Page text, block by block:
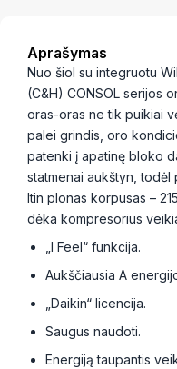
Aprašymas
Nuo šiol su integruotu
(C&H) CONSOL serijos
oras-oras ne tik puikiai
palei grindis, oro
patenki į apatinę bloko
statmenai aukštyn,
Itin plonas korpusas –
dėka kompresorius
„I Feel“ funkcija.
Aukščiausia A
„Daikin“ licencija.
Saugus naudoti.
Energiją taupantis